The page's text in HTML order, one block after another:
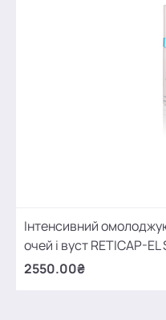
Інтенсивний
очей і вуст RETICAP-EL
2550.00₴